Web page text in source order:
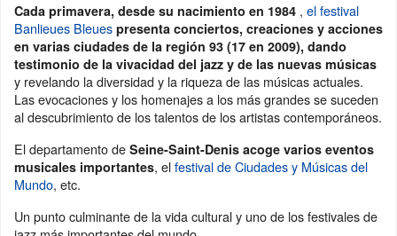
Cada primavera, desde su nacimiento en 1984 , el festival
Banlieues Bleues presenta conciertos, creaciones y acciones
en varias ciudades de la región 93 (17 en 2009), dando
testimonio de la vivacidad del jazz y de las nuevas músicas
y revelando la diversidad y la riqueza de las músicas actuales.
Las evocaciones y los homenajes a los más grandes se suceden
al descubrimiento de los talentos de los artistas contemporáneos.
El departamento de Seine-Saint-Denis acoge varios eventos
musicales importantes, elfestival de Ciudades y Músicas del
Mundo, etc.
Un punto culminante de la vida cultural y uno de los festivales de